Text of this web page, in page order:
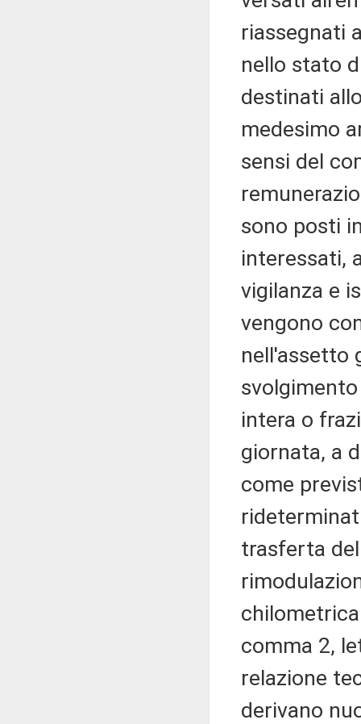
riassegnati
nello stato
destinati
medesimo
sensi del
sono posti
interessati,
vigilanza e
vengono
nell'assetto
intera o
giornata, a
come
trasferta
comma 2,
relazione
derivano